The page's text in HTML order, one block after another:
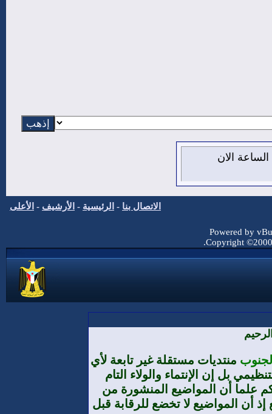
6 من اغسطس 2026 , الساعة الان
الاتصال بنا - الرئيسية - الأرشيف - الأعلى
Powered by
Copyright
منتديات مستقلة غير تابعة لأي
بل إن الإنتماء والولاء التام
علما أن المواضيع المنشورة من
أن المواضيع لا تخضع للرقابة قبل